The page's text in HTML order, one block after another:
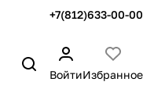
+7(812)633-00-00
ВойтиИзбранное